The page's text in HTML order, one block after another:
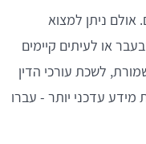
ניתן למצוא
או לעיתים קיימים
לשכת עורכי הדין
מידע עדכני יותר - עברו